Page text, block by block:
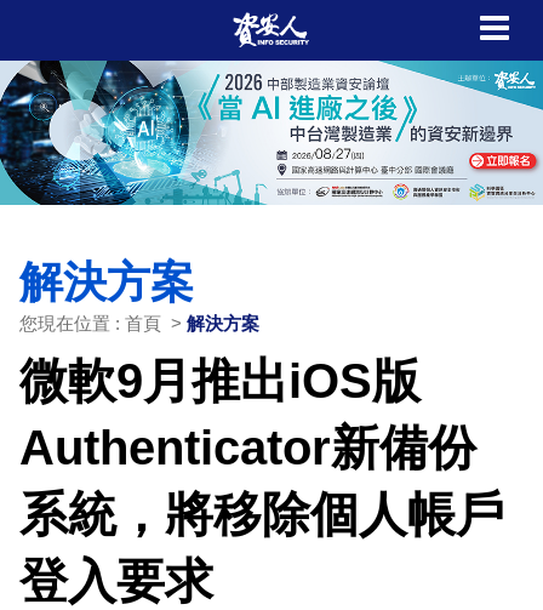
解決方案
您現在位置 : 首頁 > 解決方案
微軟9月推出iOS版
Authenticator新備份
系統，將移除個人帳戶
登入要求